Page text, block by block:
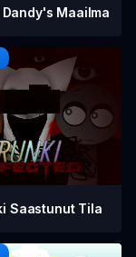
Maailma
Saastunut Tila